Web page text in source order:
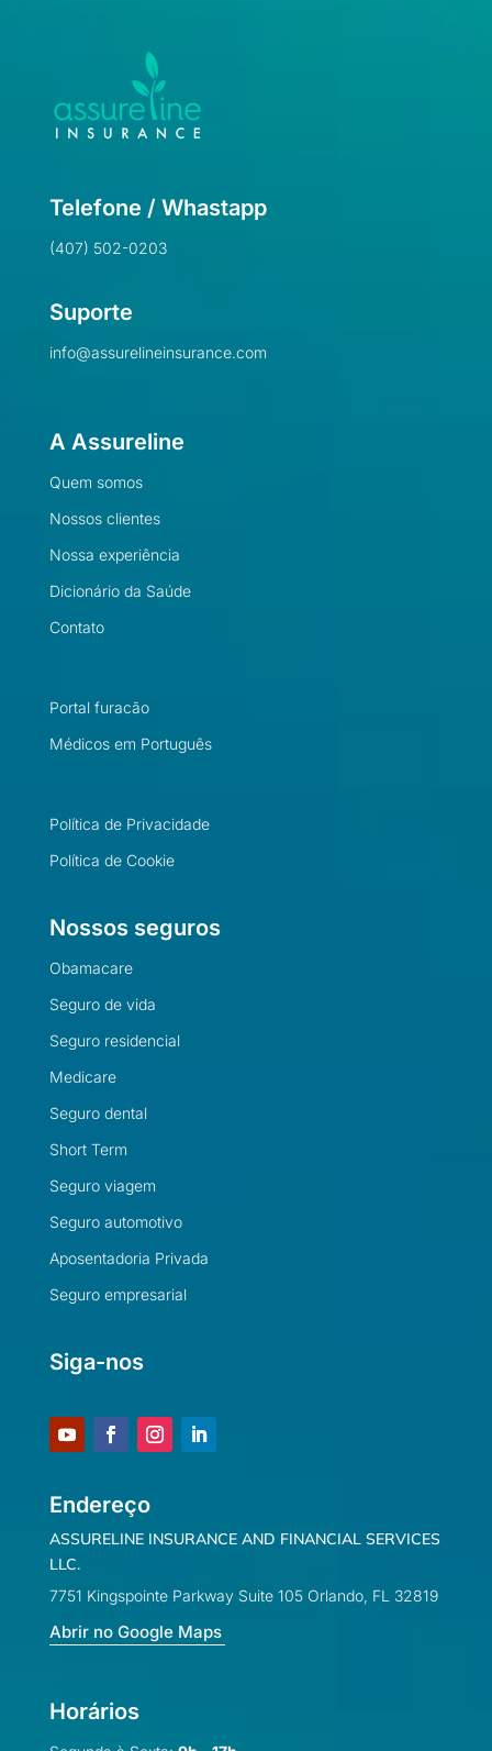
Telefone / Whastapp
(407) 502-0203
Suporte
info@assurelineinsurance.com
A Assureline
Quem somos
Nossos clientes
Nossa experiência
Dicionário da Saúde
Contato
Portal furacão
Médicos em Português
Política de Privacidade
Política de Cookie
Nossos seguros
Obamacare
Seguro de vida
Seguro residencial
Medicare
Seguro dental
Short Term
Seguro viagem
Seguro automotivo
Aposentadoria Privada
Seguro empresarial
Siga-nos
Endereço
ASSURELINE INSURANCE AND FINANCIAL SERVICES
LLC.
7751 Kingspointe Parkway Suite 105 Orlando, FL 32819
Abrir no Google Maps
Horários